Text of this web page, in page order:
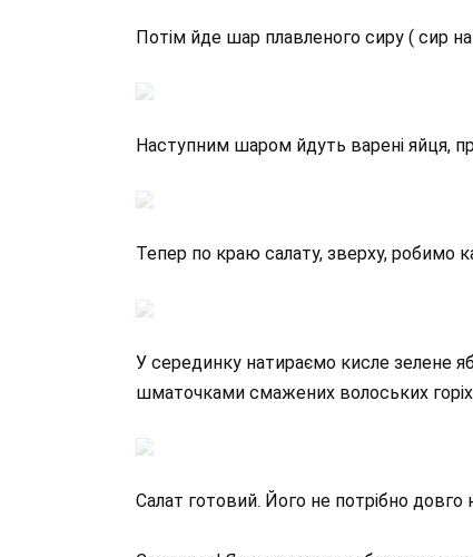
Потім йде шар плавленого сиру ( сир
Наступним шаром йдуть варені яйця,
Тепер по краю салату, зверху, робимо
У серединку натираємо кисле зелене
шматочками смажених волоських
Салат готовий. Його не потрібно